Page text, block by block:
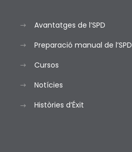
Avantatges de l’SPD
Preparació manual de l’SPD
Cursos
Notícies
Històries d’Éxit